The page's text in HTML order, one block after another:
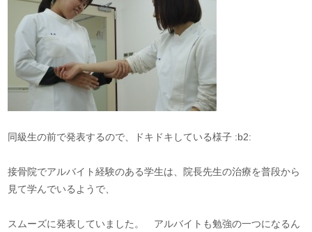
同級生の前で発表するので、ドキドキしている様子 :b2:
接骨院でアルバイト経験のある学生は、院長先生の治療を普段から
見て学んでいるようで、
スムーズに発表していました。 アルバイトも勉強の一つになるん